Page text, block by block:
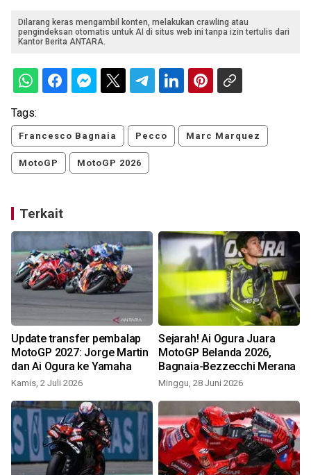
Dilarang keras mengambil konten, melakukan crawling atau
pengindeksan otomatis untuk AI di situs web ini tanpa izin tertulis dari
Kantor Berita ANTARA.
Tags:
Francesco Bagnaia Pecco Marc Marquez
MotoGP MotoGP 2026
Terkait
Update transfer pembalap
MotoGP 2027: Jorge Martin
dan Ai Ogura ke Yamaha
Kamis, 2 Juli 2026
Sejarah! Ai Ogura Juara
MotoGP Belanda 2026,
Bagnaia-Bezzecchi Merana
Minggu, 28 Juni 2026